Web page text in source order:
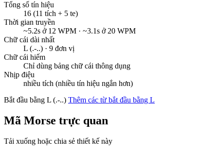
Tổng số tín hiệu
16 (11 tích + 5 te)
Thời gian truyền
~5.2s ở 12 WPM · ~3.1s ở 20 WPM
Chữ cái dài nhất
L (.-..) · 9 đơn vị
Chữ cái hiếm
Chỉ dùng bảng chữ cái thông dụng
Nhịp điệu
nhiều tích (nhiều tín hiệu ngắn hơn)
Bắt đầu bằng L (.-..) Thêm các từ bắt đầu bằng L
Mã Morse trực quan
Tải xuống hoặc chia sẻ thiết kế này